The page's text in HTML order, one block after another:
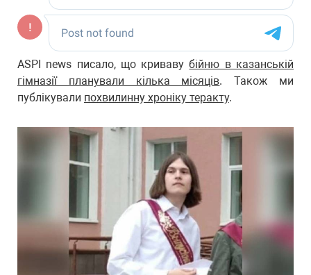
ASPI news писало, що кривавубійню в казанській
гімназії планували кілька місяців. Також ми
публікували похвилинну хроніку теракту.